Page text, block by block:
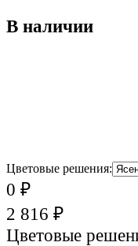
В наличии
Цветовые решения:
0 ₽
2 816 ₽
Цветовые